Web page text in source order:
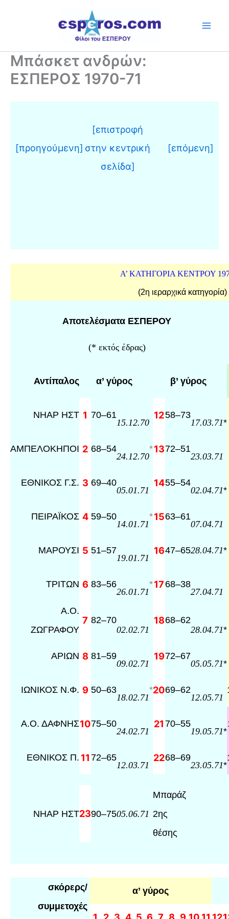
Μπάσκετ ανδρών:
ΕΣΠΕΡΟΣ 1970-71
[προηγούμενη]
[επιστροφή
στην κεντρική
σελίδα]
[επόμενη]
Α’ ΚΑΤΗΓΟΡΙΑ ΚΕΝΤΡΟΥ
(2η ιεραρχικά κατηγορία)
Αποτελέσματα ΕΣΠΕΡΟΥ
(* εκτός έδρας)
Αντίπαλος α’ γύρος β’ γύρος
ΝΗΑΡ ΗΣΤ 1 70–61
15.12.70
1258–73
17.03.71*
ΑΜΠΕΛΟΚΗΠΟΙ 2 68–54
24.12.70
*1372–51
23.03.71
ΕΘΝΙΚΟΣ Γ.Σ. 3 69–40
05.01.71
1455–54
02.04.71*
ΠΕΙΡΑΪΚΟΣ 4 59–50
14.01.71
*1563–61
07.04.71
ΜΑΡΟΥΣΙ 5 51–57
19.01.71
1647–6528.04.71*
ΤΡΙΤΩΝ 6 83–56
26.01.71
*1768–38
27.04.71
Α.Ο.
ΖΩΓΡΑΦΟΥ
7 82–70
02.02.71
1868–62
28.04.71*
ΑΡΙΩΝ 8 81–59
09.02.71
1972–67
05.05.71*
ΙΩΝΙΚΟΣ Ν.Φ. 9 50–63
18.02.71
*2069–62
12.05.71
Α.Ο. ΔΑΦΝΗΣ1075–50
24.02.71
21 70–55
19.05.71*
ΕΘΝΙΚΟΣ Π. 11 72–65
12.03.71
2268–69
23.05.71*
ΝΗΑΡ ΗΣΤ2390–7505.06.71
Μπαράζ
2ης
θέσης
σκόρερς/
συμμετοχές
α’ γύρος